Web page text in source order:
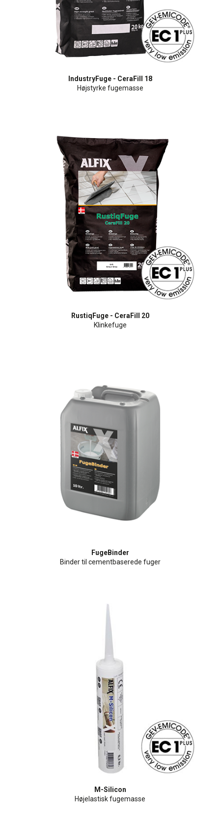
IndustryFuge - CeraFill 18
Højstyrke fugemasse
RustiqFuge - CeraFill 20
Klinkefuge
FugeBinder
Binder til cementbaserede fuger
M-Silicon
Højelastisk fugemasse